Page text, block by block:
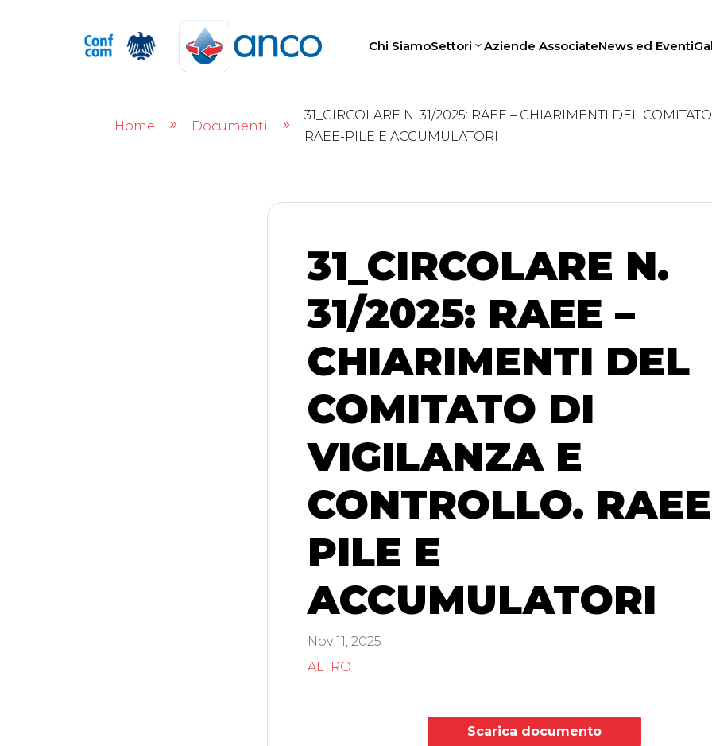
Chi SiamoSettori Aziende AssociateNews ed Eventi
Home 9 Documenti 9
31_CIRCOLARE N. 31/2025: RAEE – CHIARIMENTI DEL
RAEE-PILE E ACCUMULATORI
31_CIRCOLARE N.
31/2025: RAEE –
CHIARIMENTI DEL
COMITATO DI
VIGILANZA E
CONTROLLO.
PILE E
ACCUMULATORI
Nov 11, 2025
ALTRO
Scarica documento